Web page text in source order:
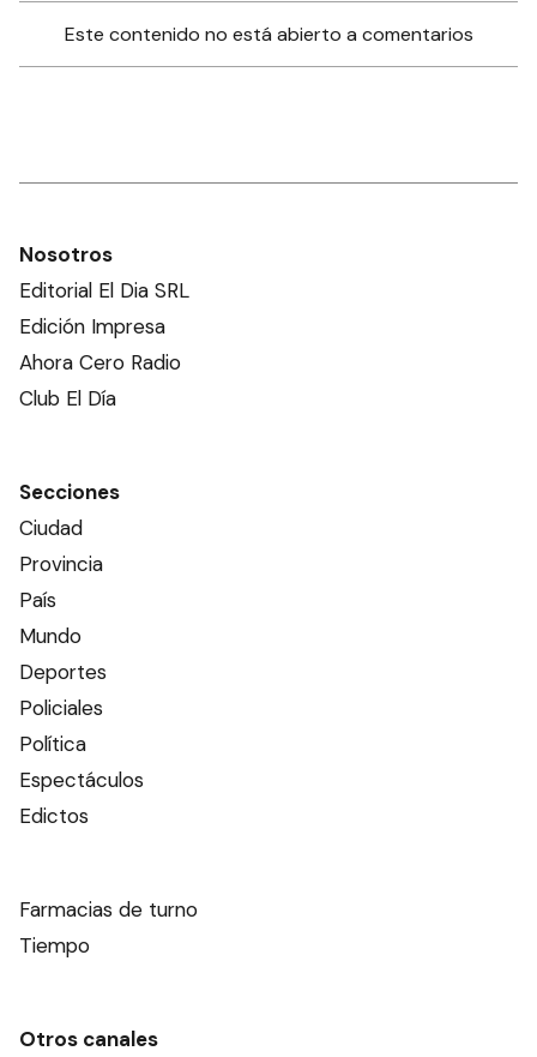
Este contenido no está abierto a comentarios
Nosotros
Editorial El Dia SRL
Edición Impresa
Ahora Cero Radio
Club El Día
Secciones
Ciudad
Provincia
País
Mundo
Deportes
Policiales
Política
Espectáculos
Edictos
Farmacias de turno
Tiempo
Otros canales